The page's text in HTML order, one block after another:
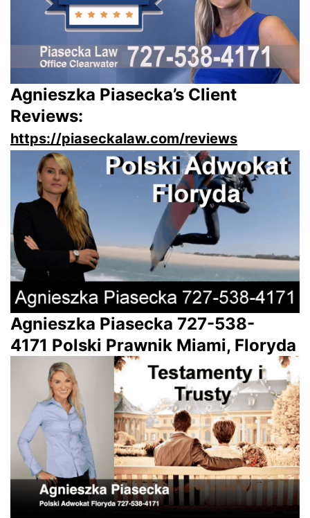
Agnieszka Piasecka’s Client
Reviews:
https://piaseckalaw.com/reviews
Agnieszka Piasecka 727-538-
4171 Polski Prawnik Miami, Floryda